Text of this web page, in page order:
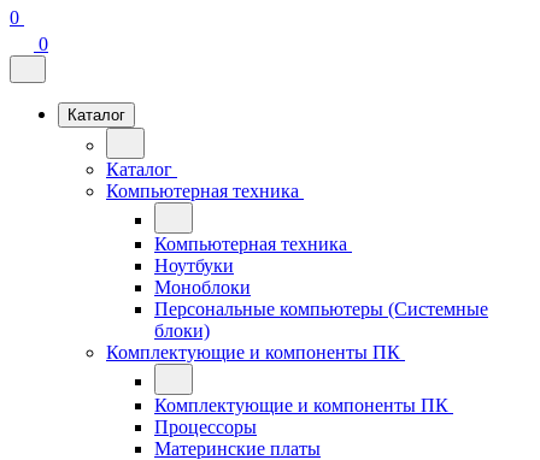
0
0
Каталог
Каталог
Компьютерная техника
Компьютерная техника
Ноутбуки
Моноблоки
Персональные компьютеры (Системные
блоки)
Комплектующие и компоненты ПК
Комплектующие и компоненты ПК
Процессоры
Материнские платы